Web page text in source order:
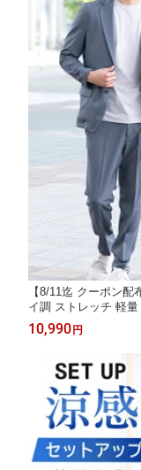
【8/11迄 クーポン
イ調 ストレッチ 軽
ト イージーパンツ
勤 きれいめ【スーツ
10,990円